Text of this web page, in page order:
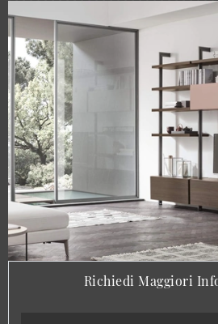
Richiedi Maggiori